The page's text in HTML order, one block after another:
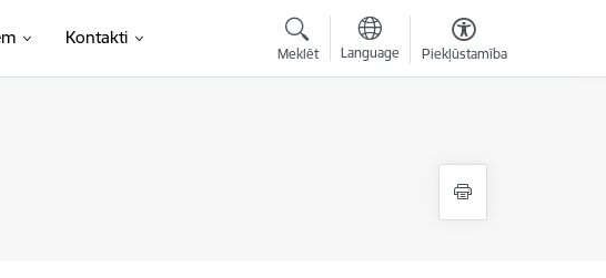
Kontakti
Meklēt Language Piekļūstamība